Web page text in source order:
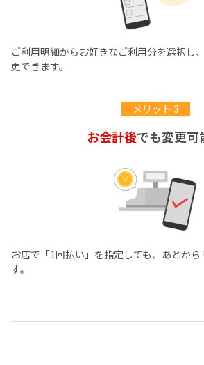
ご利用明細からお好きなご利用分を選択し
更できます。
メリット 3
お会計後でも変更可
お店で「1回払い」を指定しても、あとか
す。